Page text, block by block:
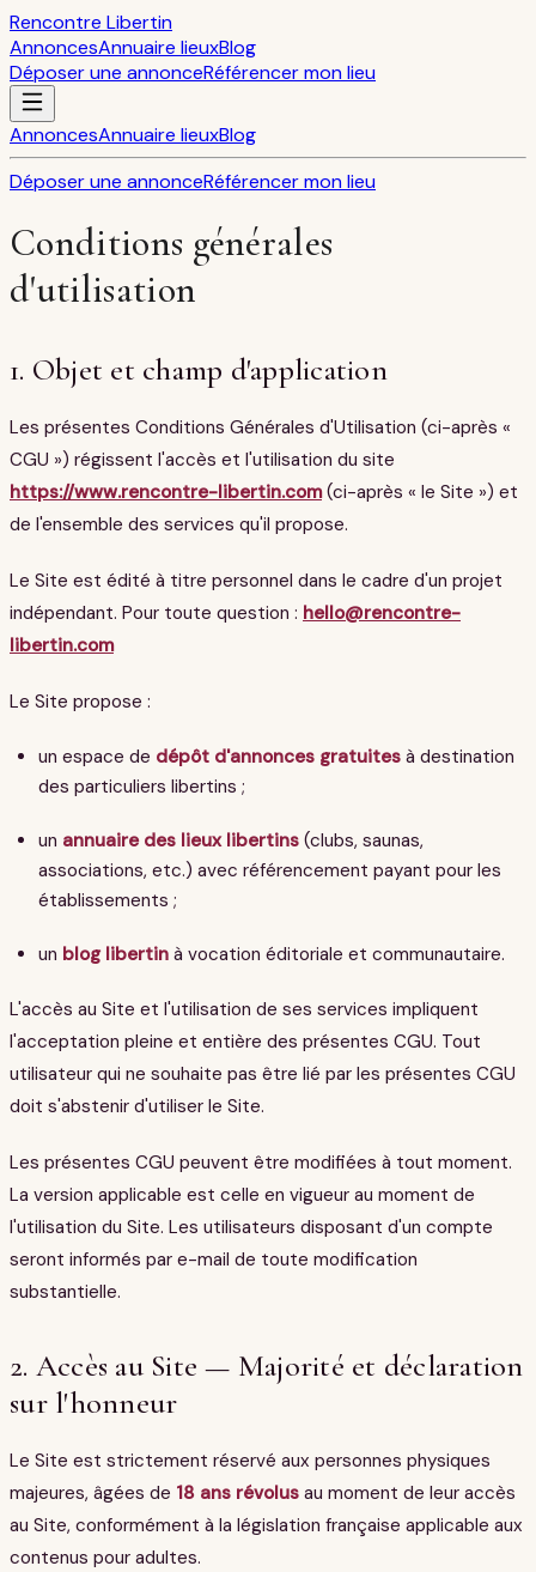
Rencontre Libertin
AnnoncesAnnuaire lieuxBlog
Déposer une annonceRéférencer mon lieu
AnnoncesAnnuaire lieuxBlog
Déposer une annonceRéférencer mon lieu
Conditions générales
d'utilisation
1. Objet et champ d'application
Les présentes Conditions Générales d'Utilisation (ci-après «
CGU ») régissent l'accès et l'utilisation du site
https://www.rencontre-libertin.com(ci-après « le Site ») et
de l'ensemble des services qu'il propose.
Le Site est édité à titre personnel dans le cadre d'un projet
indépendant. Pour toute question : hello@rencontre-
libertin.com
Le Site propose :
un espace de dépôt d'annonces gratuites à destination
des particuliers libertins ;
un annuaire des lieux libertins (clubs, saunas,
associations, etc.) avec référencement payant pour les
établissements ;
un blog libertin à vocation éditoriale et communautaire.
L'accès au Site et l'utilisation de ses services impliquent
l'acceptation pleine et entière des présentes CGU. Tout
utilisateur qui ne souhaite pas être lié par les présentes CGU
doit s'abstenir d'utiliser le Site.
Les présentes CGU peuvent être modifiées à tout moment.
La version applicable est celle en vigueur au moment de
l'utilisation du Site. Les utilisateurs disposant d'un compte
seront informés par e-mail de toute modification
substantielle.
2. Accès au Site — Majorité et déclaration
sur l'honneur
Le Site est strictement réservé aux personnes physiques
majeures, âgées de 18 ans révolus au moment de leur accès
au Site, conformément à la législation française applicable aux
contenus pour adultes.